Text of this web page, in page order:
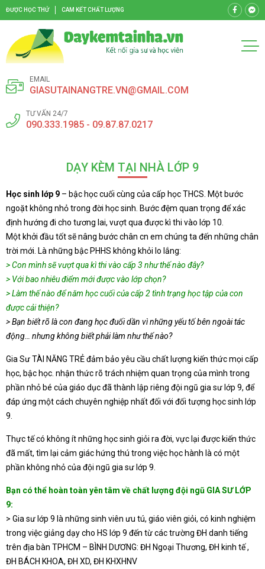
ĐƯỢC HỌC THỬ CAM KẾT CHẤT LƯỢNG
EMAIL
GIASUTAINANGTRE.VN@GMAIL.COM
TƯ VẤN 24/7
090.333.1985 - 09.87.87.0217
DẠY KÈM TẠI NHÀ LỚP 9
Học sinh lớp 9 – bậc học cuối cùng của cấp học THCS. Một bước
ngoặt không nhỏ trong đời học sinh. Bước đệm quan trọng để xác
định hướng đi cho tương lai, vượt qua được kì thi vào lớp 10.
Một khởi đầu tốt sẽ nâng bước chân cn em chúng ta đến những chân
trời mới. Là những bậc PHHS không khỏi lo lắng:
> Con mình sẽ vượt qua kì thi vào cấp 3 như thế nào đây?
> Với bao nhiêu điểm mới được vào lớp chọn?
> Làm thế nào để năm học cuối của cấp 2 tình trạng học tập của con
được cải thiện?
> Bạn biết rõ là con đang học đuối dần vì những yếu tố bên ngoài tác
động… nhưng không biết phải làm như thế nào?
Gia Sư TÀI NĂNG TRẺ đảm bảo yêu cầu chất lượng kiến thức mọi cấp
học, bậc học. nhận thức rõ trách nhiệm quan trọng của mình trong
phần nhỏ bé của giáo dục đã thành lập riêng đội ngũ gia sư lớp 9, để
đáp ứng một cách chuyên nghiệp nhất đối với đối tượng học sinh lớp
9.
Thực tế có không ít những học sinh giỏi ra đời, vực lại được kiến thức
đã mất, tìm lại cảm giác hứng thú trong việc học hành là có một
phần không nhỏ của đội ngũ gia sư lớp 9.
Bạn có thể hoàn toàn yên tâm về chất lượng đội ngũ GIA SƯ LỚP
9:
> Gia sư lớp 9 là những sinh viên ưu tú, giáo viên giỏi, có kinh nghiệm
trong việc giảng dạy cho HS lớp 9 đến từ các trường ĐH danh tiếng
trên địa bàn TPHCM – BÌNH DƯƠNG: ĐH Ngoại Thương, ĐH kinh tế ,
ĐH BÁCH KHOA, ĐH XD, ĐH KHXHNV